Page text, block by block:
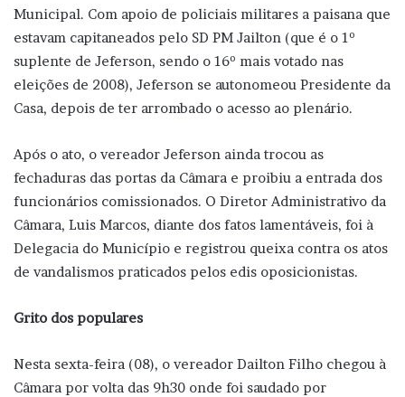
Municipal. Com apoio de policiais militares a paisana que
estavam capitaneados pelo SD PM Jailton (que é o 1º
suplente de Jeferson, sendo o 16º mais votado nas
eleições de 2008), Jeferson se autonomeou Presidente da
Casa, depois de ter arrombado o acesso ao plenário.
Após o ato, o vereador Jeferson ainda trocou as
fechaduras das portas da Câmara e proibiu a entrada dos
funcionários comissionados. O Diretor Administrativo da
Câmara, Luis Marcos, diante dos fatos lamentáveis, foi à
Delegacia do Município e registrou queixa contra os atos
de vandalismos praticados pelos edis oposicionistas.
Grito dos populares
Nesta sexta-feira (08), o vereador Dailton Filho chegou à
Câmara por volta das 9h30 onde foi saudado por